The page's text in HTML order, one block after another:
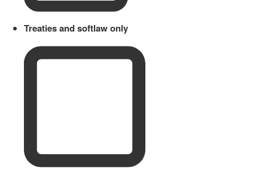
Treaties and softlaw only